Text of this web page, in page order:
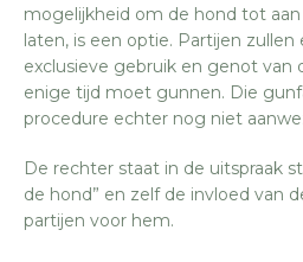
mogelijkheid om de hond tot
laten, is een optie. Partijen
exclusieve gebruik en genot van
enige tijd moet gunnen. Die
procedure echter nog niet
De rechter staat in de uitspraak
de hond” en zelf de invloed van
partijen voor hem.